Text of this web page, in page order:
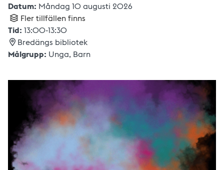
Datum: Måndag 10 augusti 2026
Fler tillfällen finns
Tid: 13:00-13:30
Bredängs bibliotek
Målgrupp: Unga, Barn